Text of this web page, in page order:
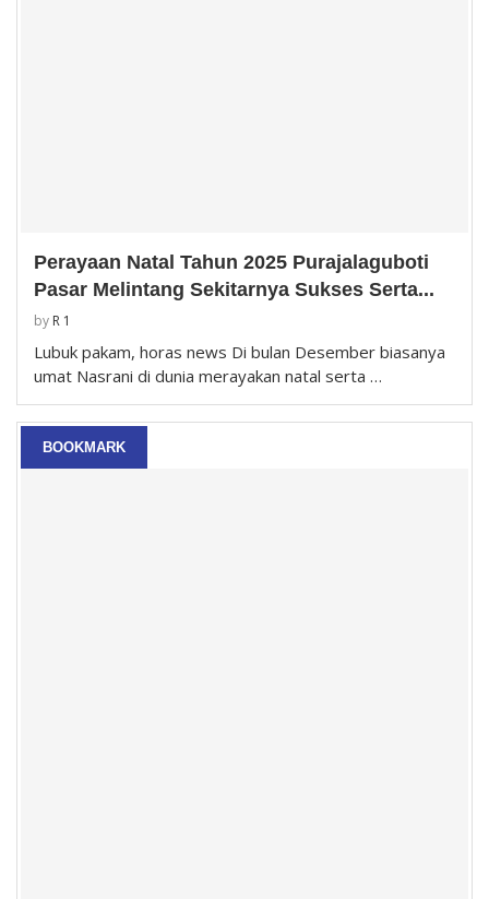
Perayaan Natal Tahun 2025 Purajalaguboti
Pasar Melintang Sekitarnya Sukses Serta...
by R 1
Lubuk pakam, horas news Di bulan Desember biasanya
umat Nasrani di dunia merayakan natal serta …
BOOKMARK